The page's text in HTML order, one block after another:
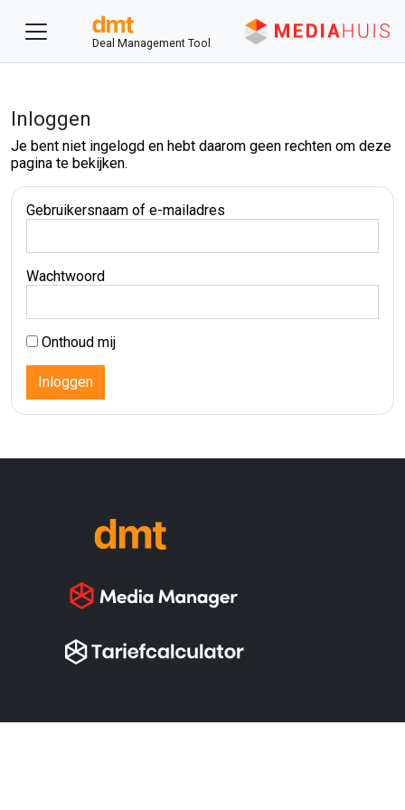
Deal Management Tool
Inloggen
Je bent niet ingelogd en hebt daarom geen rechten om deze
pagina te bekijken.
Gebruikersnaam of e-mailadres
Wachtwoord
Onthoud mij